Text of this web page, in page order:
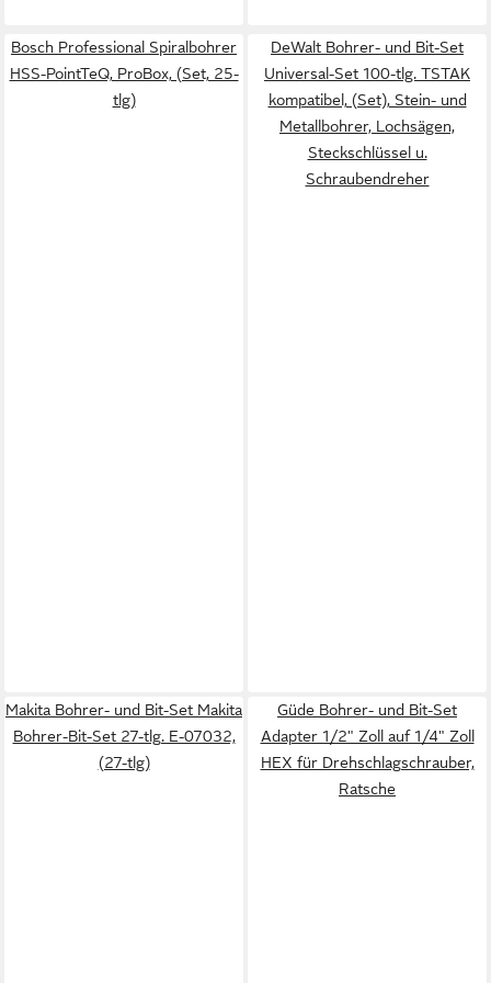
Bosch Professional Spiralbohrer
HSS-PointTeQ, ProBox, (Set, 25-
tlg)
DeWalt Bohrer- und Bit-Set
Universal-Set 100-tlg. TSTAK
kompatibel, (Set), Stein- und
Metallbohrer, Lochsägen,
Steckschlüssel u.
Schraubendreher
Makita Bohrer- und Bit-Set Makita
Bohrer-Bit-Set 27-tlg. E-07032,
(27-tlg)
Güde Bohrer- und Bit-Set
Adapter 1/2" Zoll auf 1/4" Zoll
HEX für Drehschlagschrauber,
Ratsche